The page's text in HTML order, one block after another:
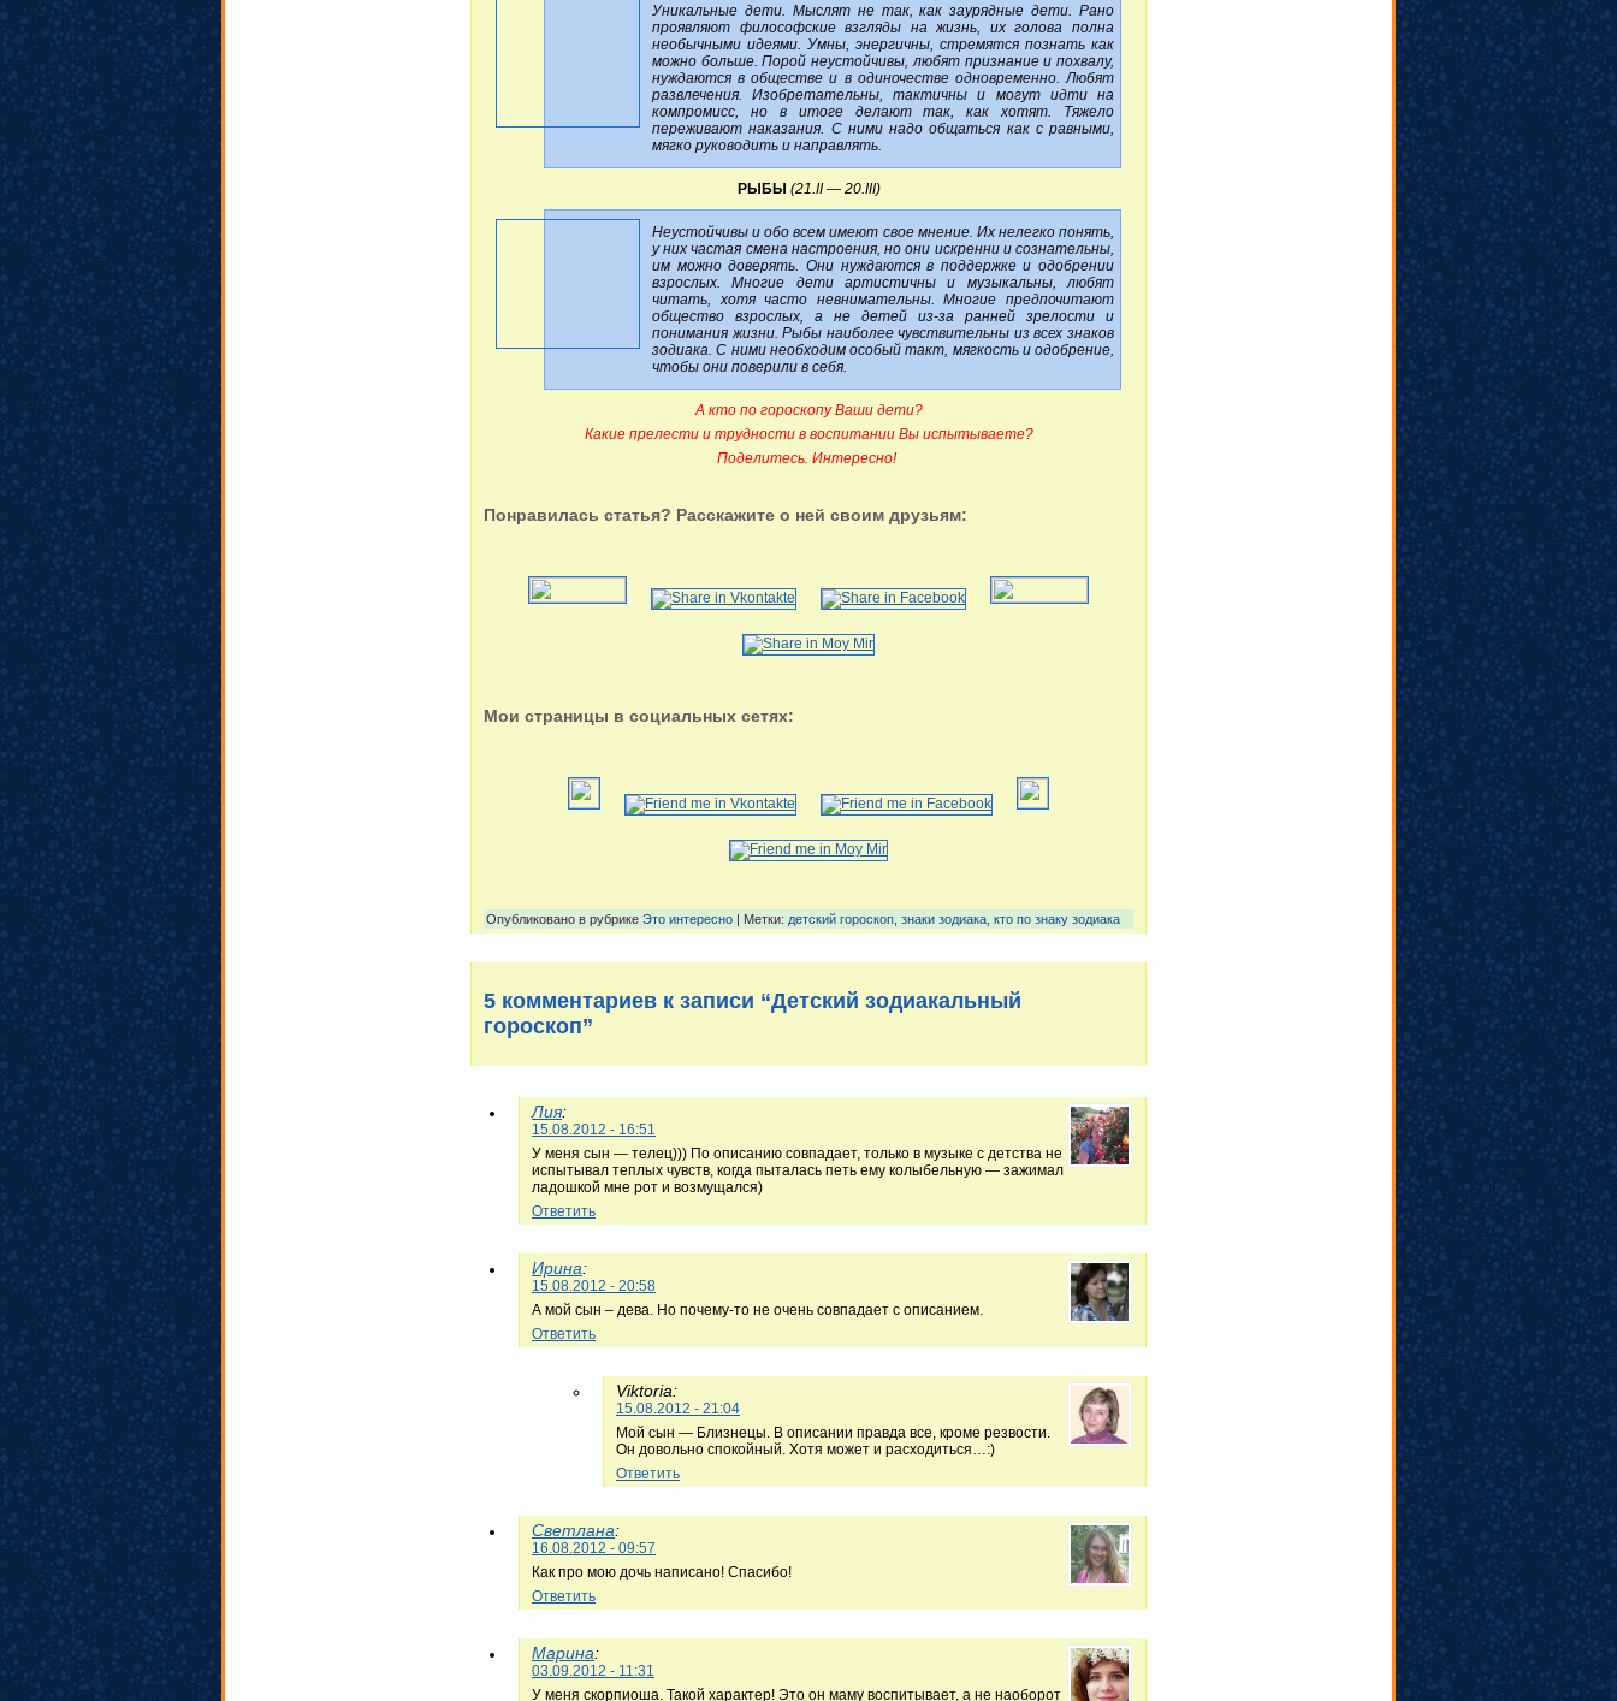
Уникальные дети. Мыслят не так, как заурядные дети. Рано
проявляют философские взгляды на жизнь, их голова полна
необычными идеями. Умны, энергичны, стремятся познать как
можно больше. Порой неустойчивы, любят признание и похвалу,
нуждаются в обществе и в одиночестве одновременно. Любят
развлечения. Изобретательны, тактичны и могут идти на
компромисс, но в итоге делают так, как хотят. Тяжело
переживают наказания. С ними надо общаться как с равными,
мягко руководить и направлять.
РЫБЫ (21.II — 20.III)
Неустойчивы и обо всем имеют свое мнение. Их нелегко понять,
у них частая смена настроения, но они искренни и сознательны,
им можно доверять. Они нуждаются в поддержке и одобрении
взрослых. Многие дети артистичны и музыкальны, любят
читать, хотя часто невнимательны. Многие предпочитают
общество взрослых, а не детей из-за ранней зрелости и
понимания жизни. Рыбы наиболее чувствительны из всех знаков
зодиака. С ними необходим особый такт, мягкость и одобрение,
чтобы они поверили в себя.
А кто по гороскопу Ваши дети?
Какие прелести и трудности в воспитании Вы испытываете?
Поделитесь. Интересно!
Понравилась статья? Расскажите о ней своим друзьям:
Мои страницы в социальных сетях:
Опубликовано в рубрике Это интересно | Метки: детский гороскоп знаки зодиака кто по знаку зодиака
5 комментариев к записи “Детский зодиакальный
гороскоп”
Лия:
15.08.2012 - 16:51
У меня сын — телец))) По описанию совпадает, только в музыке с детства не
испытывал теплых чувств, когда пыталась петь ему колыбельную — зажимал
ладошкой мне рот и возмущался)
Ответить
Ирина:
15.08.2012 - 20:58
А мой сын – дева. Но почему-то не очень совпадает с описанием.
Ответить
Viktoria:
15.08.2012 - 21:04
Мой сын — Близнецы. В описании правда все, кроме резвости.
Он довольно спокойный. Хотя может и расходиться…:)
Ответить
Светлана:
16.08.2012 - 09:57
Как про мою дочь написано! Спасибо!
Ответить
Марина:
03.09.2012 - 11:31
У меня скорпиоша. Такой характер! Это он маму воспитывает, а не наоборот